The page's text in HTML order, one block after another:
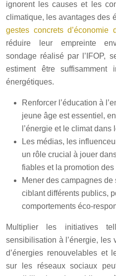
ignorent les causes et les
climatique, les avantages des
gestes concrets d’économie
réduire leur empreinte
sondage réalisé par l’IFOP,
estiment être suffisamment
énergétiques.
Renforcer l’éducation à
jeune âge est essentiel,
l’énergie et le climat
Les médias, les
un rôle crucial à jouer
fiables et la promotion
Mener des campagnes
ciblant différents publics,
comportements éco-
Multiplier les initiatives
sensibilisation à l’énergie, les
d’énergies renouvelables et
sur les réseaux sociaux